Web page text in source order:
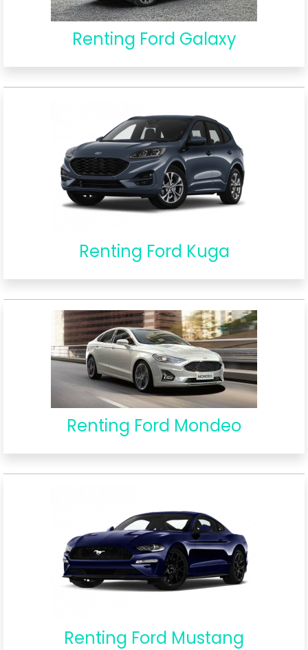
Renting Ford Galaxy
Renting Ford Kuga
Renting Ford Mondeo
Renting Ford Mustang